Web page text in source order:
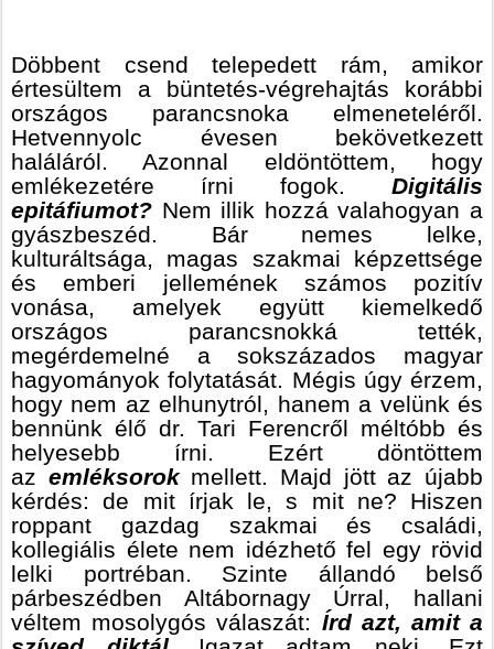
Döbbent csend telepedett rám, amikor
értesültem a büntetés-végrehajtás korábbi
országos parancsnoka elmeneteléről.
Hetvennyolc évesen bekövetkezett
haláláról. Azonnal eldöntöttem, hogy
emlékezetére írni fogok. Digitális
epitáfiumot? Nem illik hozzá valahogyan a
gyászbeszéd. Bár nemes lelke,
kulturáltsága, magas szakmai képzettsége
és emberi jellemének számos pozitív
vonása, amelyek együtt kiemelkedő
országos parancsnokká tették,
megérdemelné a sokszázados magyar
hagyományok folytatását. Mégis úgy érzem,
hogy nem az elhunytról, hanem a velünk és
bennünk élő dr. Tari Ferencről méltóbb és
helyesebb írni. Ezért döntöttem
az emléksorok mellett. Majd jött az újabb
kérdés: de mit írjak le, s mit ne? Hiszen
roppant gazdag szakmai és családi,
kollegiális élete nem idézhető fel egy rövid
lelki portréban. Szinte állandó belső
párbeszédben Altábornagy Úrral, hallani
véltem mosolygós válaszát: Írd azt, amit a